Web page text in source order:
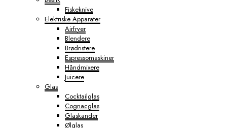
Fiskeknive
Elektriske Apparater
Airfryer
Blendere
Brødristere
Espressomaskiner
Håndmixere
Juicere
Glas
Cocktailglas
Cognacglas
Glaskander
Ølglas